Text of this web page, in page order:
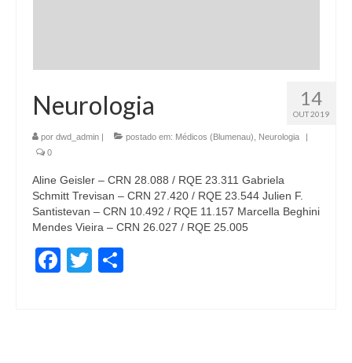
14
OUT 2019
Neurologia
por dwd_admin | postado em: Médicos (Blumenau) Neurologia
|
0
Aline Geisler – CRN 28.088 / RQE 23.311 Gabriela
Schmitt Trevisan – CRN 27.420 / RQE 23.544 Julien F.
Santistevan – CRN 10.492 / RQE 11.157 Marcella Beghini
Mendes Vieira – CRN 26.027 / RQE 25.005
Facebook
Twitter